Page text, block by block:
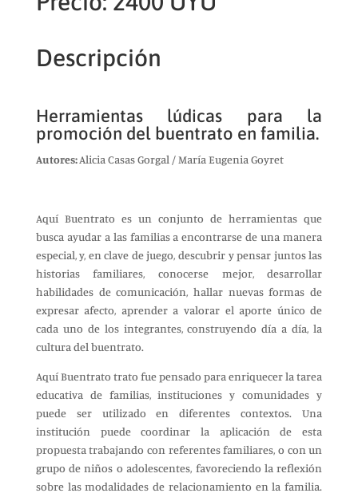
Descripción
Herramientas lúdicas para la
promoción del buentrato en familia.
Autores:Alicia Casas Gorgal / María Eugenia Goyret
Aquí Buentrato es un conjunto de herramientas que
busca ayudar a las familias a encontrarse de una manera
especial, y, en clave de juego, descubrir y pensar juntos las
historias familiares, conocerse mejor, desarrollar
habilidades de comunicación, hallar nuevas formas de
expresar afecto, aprender a valorar el aporte único de
cada uno de los integrantes, construyendo día a día, la
cultura del buentrato.
Aquí Buentrato trato fue pensado para enriquecer la tarea
educativa de familias, instituciones y comunidades y
puede ser utilizado en diferentes contextos. Una
institución puede coordinar la aplicación de esta
propuesta trabajando con referentes familiares, o con un
grupo de niños o adolescentes, favoreciendo la reflexión
sobre las modalidades de relacionamiento en la familia.